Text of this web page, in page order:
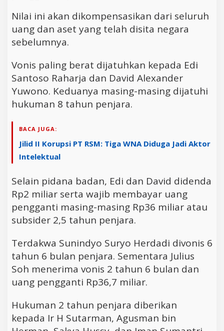
Nilai ini akan dikompensasikan dari seluruh
uang dan aset yang telah disita negara
sebelumnya.
Vonis paling berat dijatuhkan kepada Edi
Santoso Raharja dan David Alexander
Yuwono. Keduanya masing-masing dijatuhi
hukuman 8 tahun penjara.
BACA JUGA:
Jilid II Korupsi PT RSM: Tiga WNA Diduga Jadi Aktor
Intelektual
Selain pidana badan, Edi dan David didenda
Rp2 miliar serta wajib membayar uang
pengganti masing-masing Rp36 miliar atau
subsider 2,5 tahun penjara.
Terdakwa Sunindyo Suryo Herdadi divonis 6
tahun 6 bulan penjara. Sementara Julius
Soh menerima vonis 2 tahun 6 bulan dan
uang pengganti Rp36,7 miliar.
Hukuman 2 tahun penjara diberikan
kepada Ir H Sutarman, Agusman bin